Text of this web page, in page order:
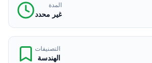
المدة
غير محدد
التصنيفات
الهندسة